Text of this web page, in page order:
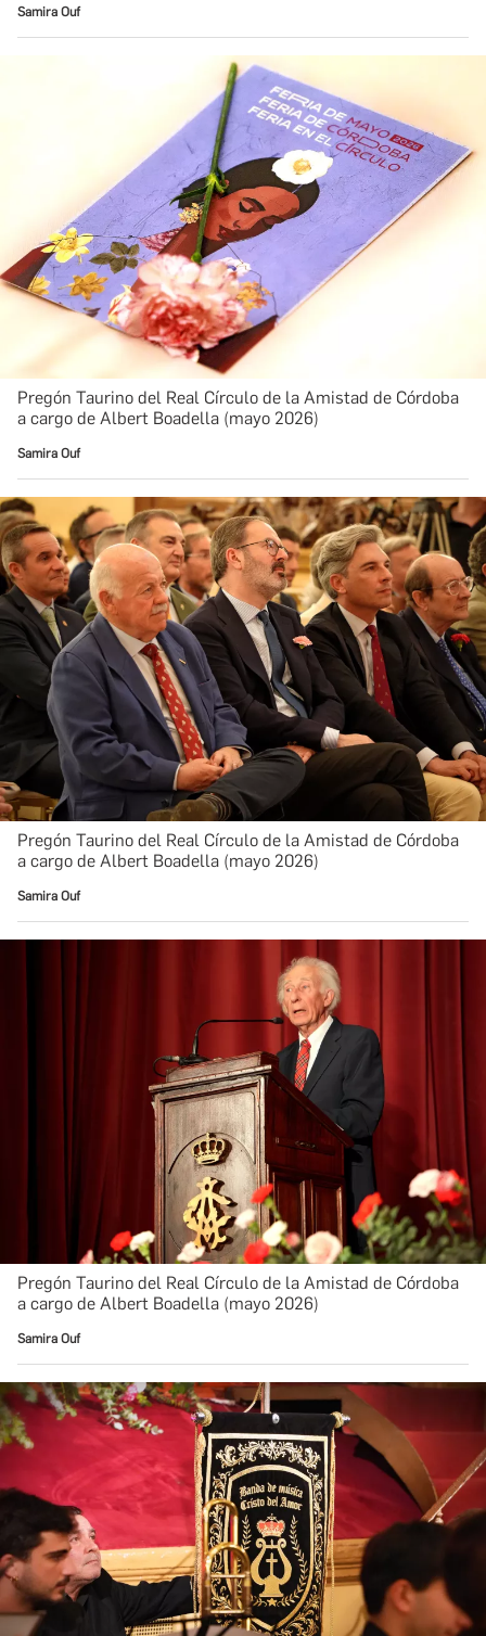
Samira Ouf
Pregón Taurino del Real Círculo de la Amistad de Córdoba
a cargo de Albert Boadella (mayo 2026)
Samira Ouf
Pregón Taurino del Real Círculo de la Amistad de Córdoba
a cargo de Albert Boadella (mayo 2026)
Samira Ouf
Pregón Taurino del Real Círculo de la Amistad de Córdoba
a cargo de Albert Boadella (mayo 2026)
Samira Ouf